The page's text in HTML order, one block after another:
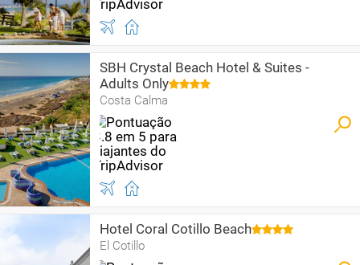
SBH Crystal Beach Hotel & Suites -
Adults Only
Costa Calma
Hotel Coral Cotillo Beach
El Cotillo